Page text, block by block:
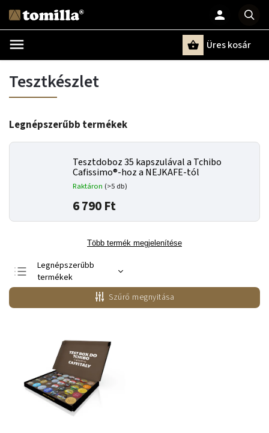
Üres kosár
Tesztkészlet
Legnépszerűbb termékek
Tesztdoboz 35 kapszulával a Tchibo
Cafissimo®-hoz a NEJKAFE-tól
Raktáron (>5 db)
6 790 Ft
Több termék megjelenítése
Legnépszerűbb
termékek
Legolcsóbb elöl
Legdrágább
Szűrő megnyitása